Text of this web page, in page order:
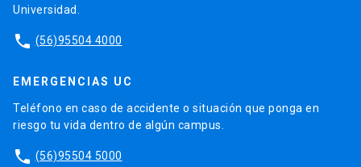
Universidad.
phone (56)95504 4000
EMERGENCIAS UC
Teléfono en caso de accidente o situación que ponga en
riesgo tu vida dentro de algún campus.
phone (56)95504 5000